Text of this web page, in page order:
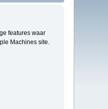
features waar
Machines site.